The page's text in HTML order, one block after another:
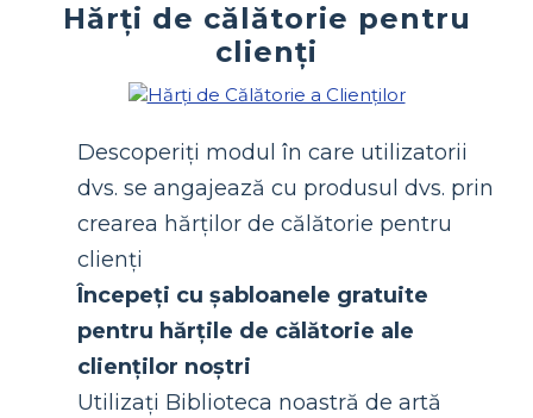
Hărți de călătorie pentru
clienți
Descoperiți modul în care utilizatorii
dvs. se angajează cu produsul dvs. prin
crearea hărților de călătorie pentru
clienți
Începeți cu șabloanele gratuite
pentru hărțile de călătorie ale
clienților noștri
Utilizați Biblioteca noastră de artă